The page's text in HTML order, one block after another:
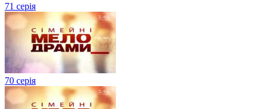
71 серія
70 серія